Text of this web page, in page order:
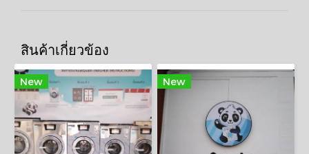
สินค้าเกี่ยวข้อง
New New